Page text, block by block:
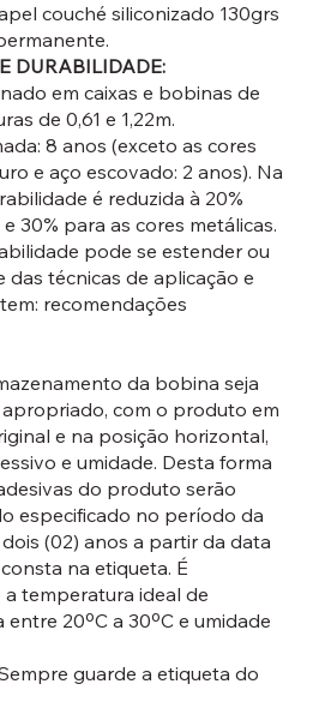
couché siliconizado 130grs
DURABILIDADE:
em caixas e bobinas de
de 0,61 e 1,22m.
8 anos (exceto as cores
e aço escovado: 2 anos). Na
é reduzida à 20%
30% para as cores metálicas.
pode se estender ou
das técnicas de aplicação e
recomendações
da bobina seja
com o produto em
e na posição horizontal,
e umidade. Desta forma
do produto serão
especificado no período da
(02) anos a partir da data
na etiqueta. É
temperatura ideal de
entre 20ºC a 30ºC e umidade
guarde a etiqueta do